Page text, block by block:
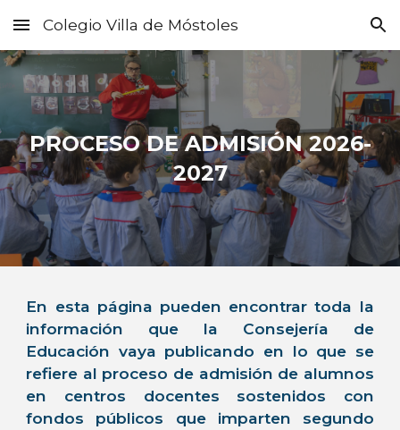
Skip to main content Skip to navigation
Colegio Villa de Móstoles
PROCESO DE ADMISIÓN 2026-
2027
En esta página pueden encontrar toda la
información que la Consejería de
Educación vaya publicando en lo que se
refiere al proceso de admisión de alumnos
en centros docentes sostenidos con
fondos públicos que imparten segundo